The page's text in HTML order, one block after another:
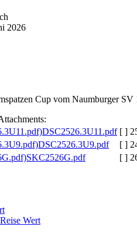
2026
Cup vom Naumburger
DSC2526.3U11.pdf [ ]
DSC2526.3U9.pdf
[ ]
SKC2526G.pdf
[ ]
Wert